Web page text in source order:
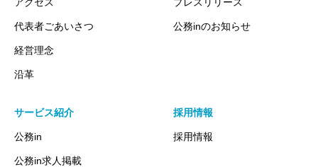
代表者ごあいさつ
経営理念
沿革
公務inのお知らせ
サービス紹介
公務in
公務in求人掲載
採用情報
採用情報